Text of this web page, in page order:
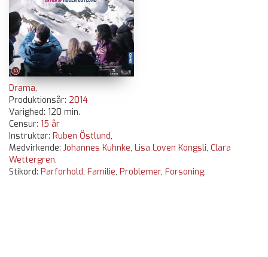
Drama,
Produktionsår: 2014
Varighed: 120 min.
Censur: 15 år
Instruktør: Ruben Östlund,
Medvirkende: Johannes Kuhnke, Lisa Loven Kongsli, Clara
Wettergren,
Stikord: Parforhold, Familie, Problemer, Forsoning,